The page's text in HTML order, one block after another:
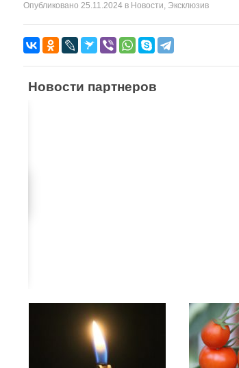
Опубликовано 25.11.2024 в Новости, Эксклюзив
Новости партнеров